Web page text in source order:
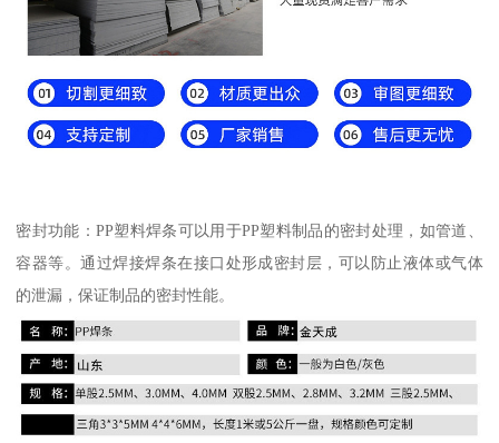
密封功能：PP塑料焊条可以用于PP塑料制品的密封处理，如管道、
容器等。通过焊接焊条在接口处形成密封层，可以防止液体或气体
的泄漏，保证制品的密封性能。